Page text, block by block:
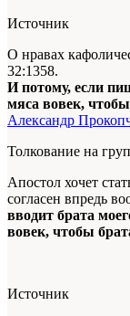
Источник
О нравах
32:1358.
И потому, если
мяса вовек, чтобы
Александр
Толкование на
Апостол хочет
согласен впредь
вводит брата
вовек, чтобы
Источник